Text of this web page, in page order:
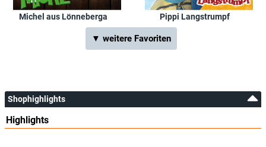
Michel aus Lönneberga Pippi Langstrumpf
▼ weitere Favoriten
Shophighlights
Highlights